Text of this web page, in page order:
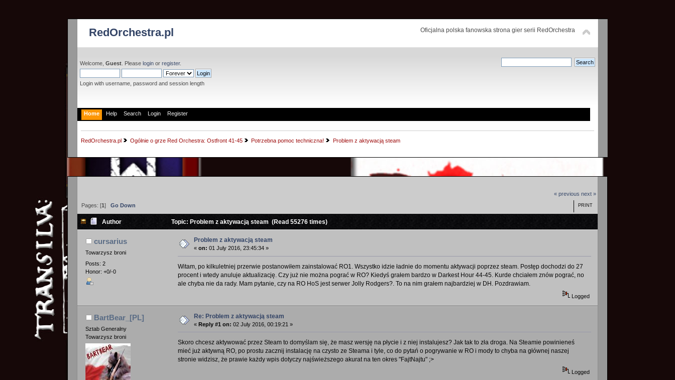
RedOrchestra.pl Oficjalna polska fanowska strona gier serii RedOrchestra
Welcome,Guest. Please login orregister.
Login with username, password and session length
Home Help Search Login Register
RedOrchestra.pl Ogólnie o grze Red Orchestra: Ostfront 41-45 Potrzebna pomoc techniczna! Problem z aktywacją steam
« previous next »
PRINT
Pages: [1]Go Down
Author Topic: Problem z aktywacją steam (Read 55276 times)
cursarius
Towarzysz broni
Posts: 2
Honor: +0/-0
Problem z aktywacją steam
«on: 01 July 2016, 23:45:34 »
Witam, po kilkuletniej przerwie postanowiłem zainstalować RO1. Wszystko idzie ładnie do momentu aktywacji poprzez steam. Postęp dochodzi do 27
procent i wtedy anuluje aktualizację. Czy już nie można pograć w RO? Kiedyś grałem bardzo w Darkest Hour 44-45. Kurde chciałem znów pograć, no
ale chyba nie da rady. Mam pytanie, czy na RO HoS jest serwer Jolly Rodgers?. To na nim grałem najbardziej w DH. Pozdrawiam.
Logged
BartBear_[PL]
Sztab Generalny
Towarzysz broni
Re: Problem z aktywacją steam
«Reply #1 on: 02 July 2016, 00:19:21 »
Skoro chcesz aktywować przez Steam to domyślam się, że masz wersję na płycie i z niej instalujesz? Jak tak to zła droga. Na Steamie powinieneś
mieć już aktywną RO, po prostu zacznij instalację na czysto ze Steama i tyle, co do pytań o pogrywanie w RO i mody to chyba na głównej naszej
stronie widzisz, że prawie każdy wpis dotyczy najświeższego akurat na ten okres "FajtNajtu" ;>
Logged